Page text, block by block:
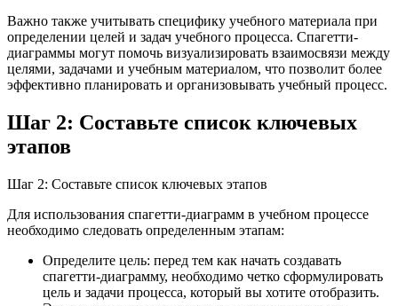
Важно также учитывать специфику учебного материала при
определении целей и задач учебного процесса. Спагетти-
диаграммы могут помочь визуализировать взаимосвязи между
целями, задачами и учебным материалом, что позволит более
эффективно планировать и организовывать учебный процесс.
Шаг 2: Составьте список ключевых
этапов
Шаг 2: Составьте список ключевых этапов
Для использования спагетти-диаграмм в учебном процессе
необходимо следовать определенным этапам:
Определите цель: перед тем как начать создавать
спагетти-диаграмму, необходимо четко сформулировать
цель и задачи процесса, который вы хотите отобразить.